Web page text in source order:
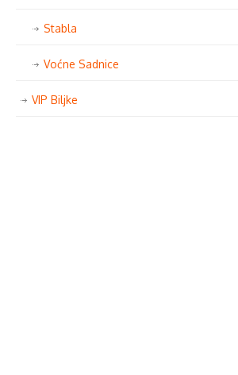
Stabla
Voćne Sadnice
VIP Biljke